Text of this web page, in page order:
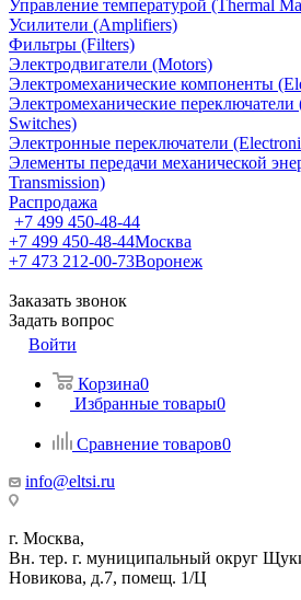
Управление температурой (Thermal
Усилители (Amplifiers)
Фильтры (Filters)
Электродвигатели (Motors)
Электромеханические компоненты
Электромеханические переключатели
Switches)
Электронные переключатели
Элементы передачи механической
Transmission)
Распродажа
+7 499 450-48-44
+7 499 450-48-44Москва
+7 473 212-00-73Воронеж
Заказать звонок
Задать вопрос
Войти
Корзина0
Избранные товары0
Сравнение товаров0
info@eltsi.ru
г. Москва,
Вн. тер. г. муниципальный округ
Новикова, д.7, помещ. 1/Ц